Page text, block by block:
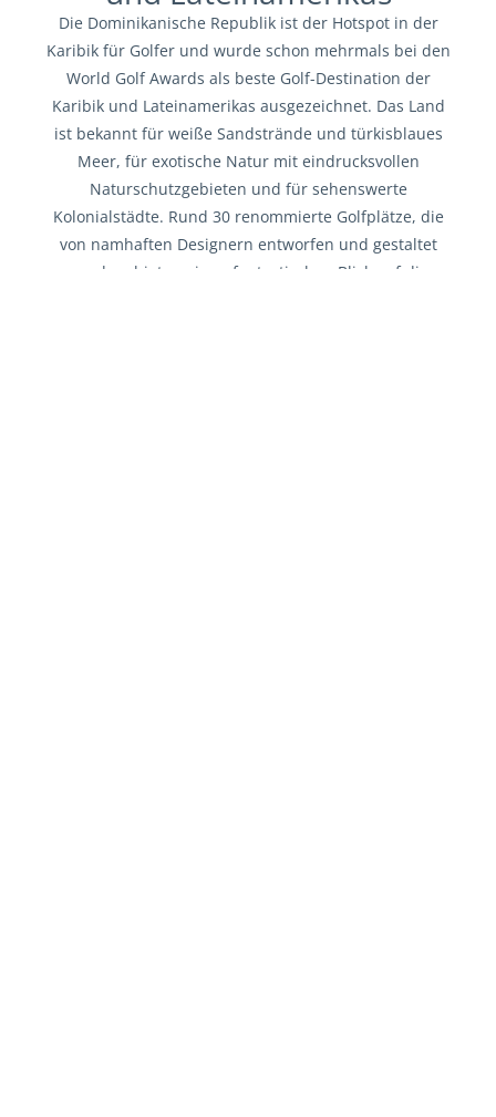
Die Dominikanische Republik ist der Hotspot in der
Karibik für Golfer und wurde schon mehrmals bei den
World Golf Awards als beste Golf-Destination der
Karibik und Lateinamerikas ausgezeichnet. Das Land
ist bekannt für weiße Sandstrände und türkisblaues
Meer, für exotische Natur mit eindrucksvollen
Naturschutzgebieten und für sehenswerte
Kolonialstädte. Rund 30 renommierte Golfplätze, die
von namhaften Designern entworfen und gestaltet
wurden, bieten einen fantastischen Blick auf die